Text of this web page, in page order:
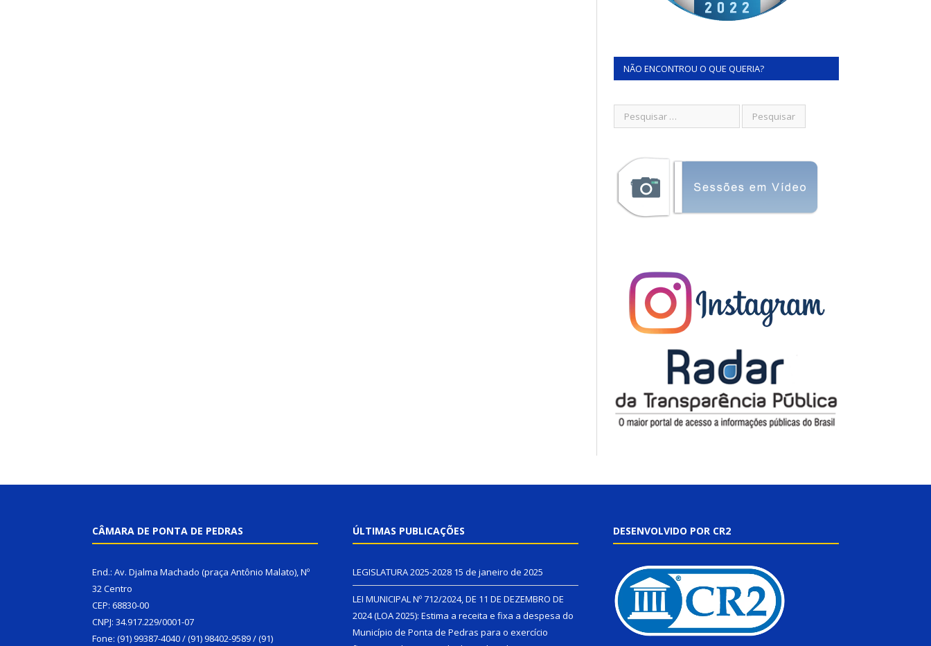
NÃO ENCONTROU O QUE QUERIA?
CÂMARA DE PONTA DE PEDRAS
End.: Av. Djalma Machado (praça Antônio Malato), Nº
32 Centro
CEP: 68830-00
CNPJ: 34.917.229/0001-07
Fone: (91) 99387-4040 / (91) 98402-9589 / (91)
ÚLTIMAS PUBLICAÇÕES
LEGISLATURA 2025-2028 15 de janeiro de 2025
LEI MUNICIPAL Nº 712/2024, DE 11 DE DEZEMBRO DE
2024 (LOA 2025): Estima a receita e fixa a despesa do
Município de Ponta de Pedras para o exercício
DESENVOLVIDO POR CR2